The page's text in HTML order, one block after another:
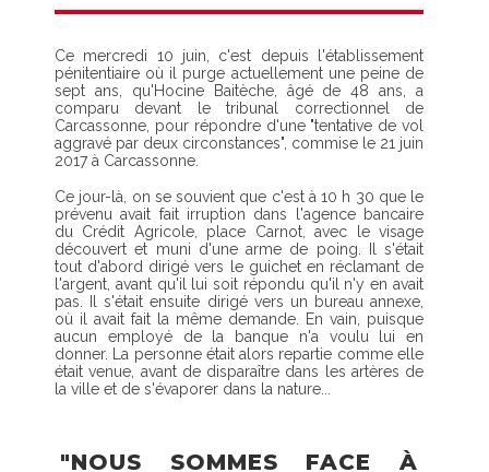
Ce mercredi 10 juin, c'est depuis l'établissement
pénitentiaire où il purge actuellement une peine de
sept ans, qu'Hocine Baitèche, âgé de 48 ans, a
comparu devant le tribunal correctionnel de
Carcassonne, pour répondre d'une "tentative de vol
aggravé par deux circonstances", commise le 21 juin
2017 à Carcassonne.
Ce jour-là, on se souvient que c'est à 10 h 30 que le
prévenu avait fait irruption dans l'agence bancaire
du Crédit Agricole, place Carnot, avec le visage
découvert et muni d'une arme de poing. Il s'était
tout d'abord dirigé vers le guichet en réclamant de
l'argent, avant qu'il lui soit répondu qu'il n'y en avait
pas. Il s'était ensuite dirigé vers un bureau annexe,
où il avait fait la même demande. En vain, puisque
aucun employé de la banque n'a voulu lui en
donner. La personne était alors repartie comme elle
était venue, avant de disparaître dans les artères de
la ville et de s'évaporer dans la nature...
"NOUS SOMMES FACE À